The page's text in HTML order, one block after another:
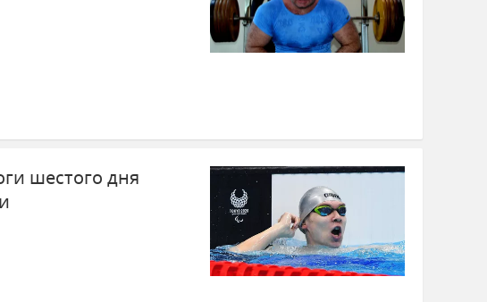
шестого дня